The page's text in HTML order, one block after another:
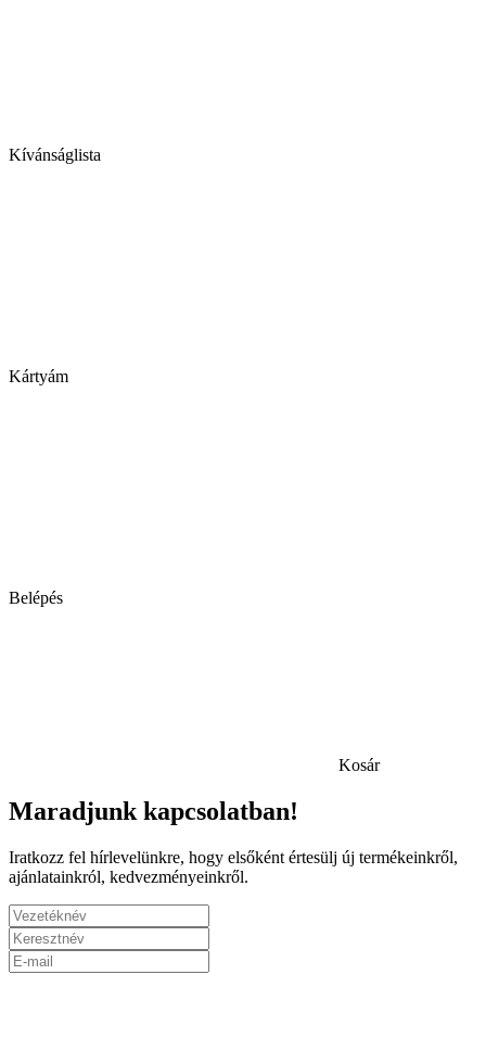
Kívánságlista
Kártyám
Belépés
Kosár
Maradjunk kapcsolatban!
Iratkozz fel hírlevelünkre, hogy elsőként értesülj új termékeinkről,
ajánlatainkról, kedvezményeinkről.